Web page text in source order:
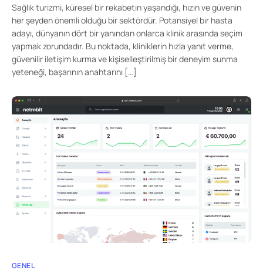
Sağlık turizmi, küresel bir rekabetin yaşandığı, hızın ve güvenin
her şeyden önemli olduğu bir sektördür. Potansiyel bir hasta
adayı, dünyanın dört bir yanından onlarca klinik arasında seçim
yapmak zorundadır. Bu noktada, kliniklerin hızla yanıt verme,
güvenilir iletişim kurma ve kişiselleştirilmiş bir deneyim sunma
yeteneği, başarının anahtarını […]
GENEL